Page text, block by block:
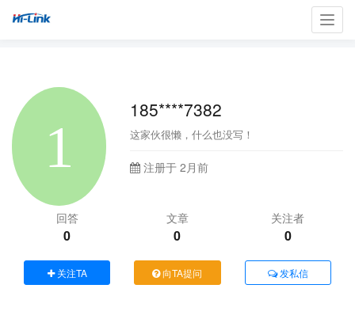
185****7382
这家伙很懒，什么也没写！
注册于 2月前
回答
0
文章
0
关注者
0
关注TA 向TA提问 发私信